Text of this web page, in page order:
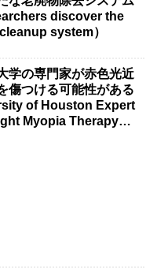
discover the
system）
学の専門家が赤色光近
傷つける可能性がある
of Houston Expert
Myopia Therapy